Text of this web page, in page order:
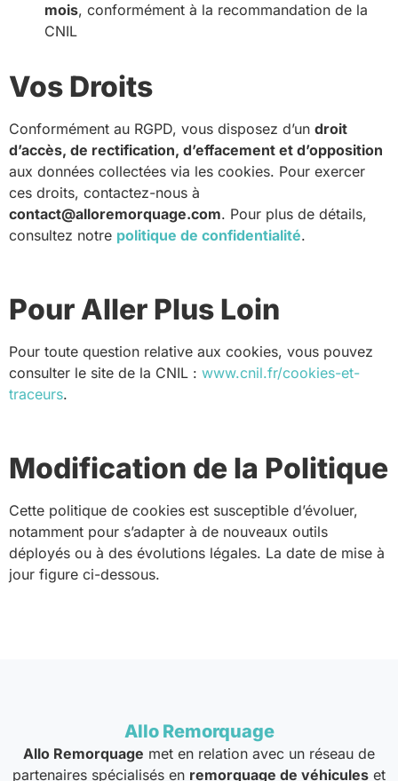
mois, conformément à la recommandation de la
CNIL
Vos Droits
Conformément au RGPD, vous disposez d’un droit
d’accès, de rectification, d’effacement et d’opposition
aux données collectées via les cookies. Pour exercer
ces droits, contactez-nous à
contact@alloremorquage.com. Pour plus de détails,
consultez notre politique de confidentialité.
Pour Aller Plus Loin
Pour toute question relative aux cookies, vous pouvez
consulter le site de la CNIL : www.cnil.fr/cookies-et-
traceurs.
Modification de la Politique
Cette politique de cookies est susceptible d’évoluer,
notamment pour s’adapter à de nouveaux outils
déployés ou à des évolutions légales. La date de mise à
jour figure ci-dessous.
Allo Remorquage
Allo Remorquage met en relation avec un réseau de
partenaires spécialisés en remorquage de véhicules et